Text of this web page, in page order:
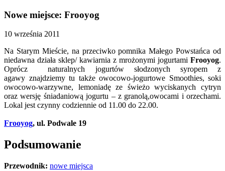
Nowe miejsce: Frooyog
10 września 2011
Na Starym Mieście, na przeciwko pomnika Małego Powstańca od
niedawna działa sklep/ kawiarnia z mrożonymi jogurtami Frooyog.
Oprócz naturalnych jogurtów słodzonych syropem z
agawy znajdziemy tu także owocowo-jogurtowe Smoothies, soki
owocowo-warzywne, lemoniadę ze świeżo wyciskanych cytryn
oraz wersję śniadaniową jogurtu – z granolą,owocami i orzechami.
Lokal jest czynny codziennie od 11.00 do 22.00.
Frooyog, ul. Podwale 19
Podsumowanie
Przewodnik: nowe miejsca